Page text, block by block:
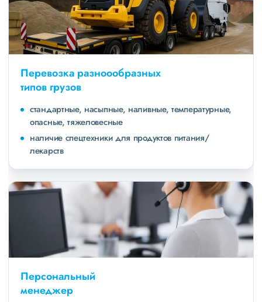
Перевозка разноообразных
типов грузов
стандартные, насыпные, наливные, температурные,
опасные, тяжеловесные
наличие спецтехники для продуктов питания/
лекарств
Персональный
менеджер